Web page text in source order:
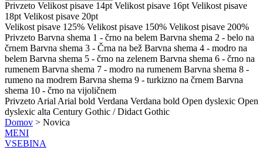
Privzeto Velikost pisave 14pt Velikost pisave 16pt Velikost pisave
18pt Velikost pisave 20pt
Velikost pisave 125% Velikost pisave 150% Velikost pisave 200%
Privzeto Barvna shema 1 - črno na belem Barvna shema 2 - belo na
črnem Barvna shema 3 - Črna na bež Barvna shema 4 - modro na
belem Barvna shema 5 - črno na zelenem Barvna shema 6 - črno na
rumenem Barvna shema 7 - modro na rumenem Barvna shema 8 -
rumeno na modrem Barvna shema 9 - turkizno na črnem Barvna
shema 10 - črno na vijoličnem
Privzeto Arial Arial bold Verdana Verdana bold Open dyslexic Open
dyslexic alta Century Gothic / Didact Gothic
Domov > Novica
MENI
VSEBINA